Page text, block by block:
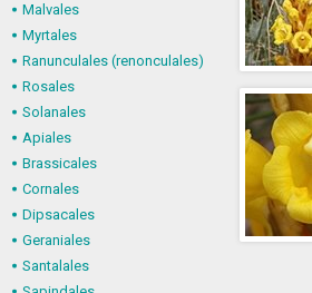
Malvales
Myrtales
Ranunculales (renonculales)
Rosales
Solanales
Apiales
Brassicales
Cornales
Dipsacales
Geraniales
Santalales